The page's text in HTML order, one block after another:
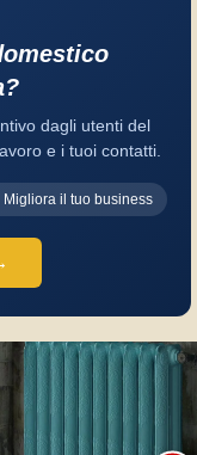
dagli utenti del
e i tuoi contatti.
Migliora il tuo business